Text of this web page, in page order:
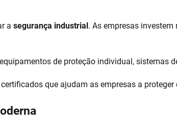
asegurança industrial. As empresas
de proteção individual, sistemas
que ajudam as empresas a